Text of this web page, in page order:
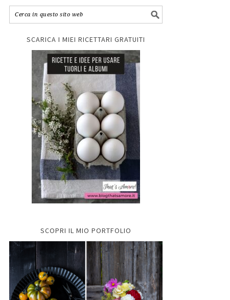
SCARICA I MIEI RICETTARI GRATUITI
SCOPRI IL MIO PORTFOLIO